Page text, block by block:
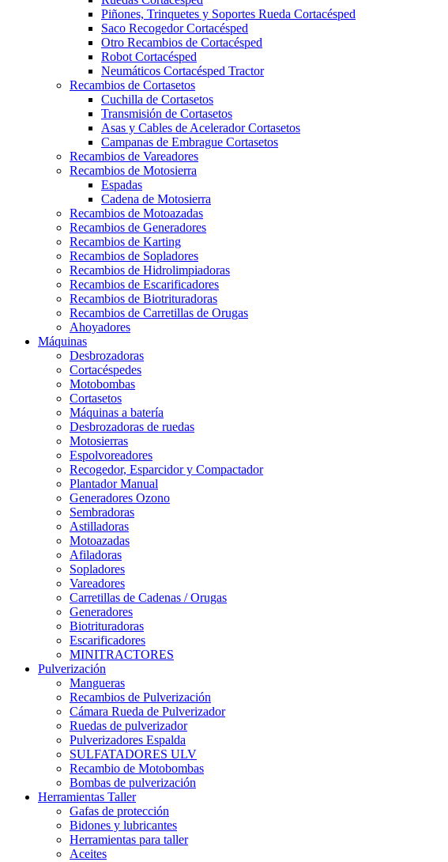
Piñones, Trinquetes y Soportes Rueda Cortacésped
Saco Recogedor Cortacésped
Otro Recambios de Cortacésped
Robot Cortacésped
Neumáticos Cortacésped Tractor
Recambios de Cortasetos
Cuchilla de Cortasetos
Transmisión de Cortasetos
Asas y Cables de Acelerador Cortasetos
Campanas de Embrague Cortasetos
Recambios de Vareadores
Recambios de Motosierra
Espadas
Cadena de Motosierra
Recambios de Motoazadas
Recambios de Generadores
Recambios de Karting
Recambios de Sopladores
Recambios de Hidrolimpiadoras
Recambios de Escarificadores
Recambios de Biotrituradoras
Recambios de Carretillas de Orugas
Ahoyadores
Máquinas
Desbrozadoras
Cortacéspedes
Motobombas
Cortasetos
Máquinas a batería
Desbrozadoras de ruedas
Motosierras
Espolvoreadores
Recogedor, Esparcidor y Compactador
Plantador Manual
Generadores Ozono
Sembradoras
Astilladoras
Motoazadas
Afiladoras
Sopladores
Vareadores
Carretillas de Cadenas / Orugas
Generadores
Biotrituradoras
Escarificadores
MINITRACTORES
Pulverización
Mangueras
Recambios de Pulverización
Cámara Rueda de Pulverizador
Ruedas de pulverizador
Pulverizadores Espalda
SULFATADORES ULV
Recambio de Motobombas
Bombas de pulverización
Herramientas Taller
Gafas de protección
Bidones y lubricantes
Herramientas para taller
Aceites